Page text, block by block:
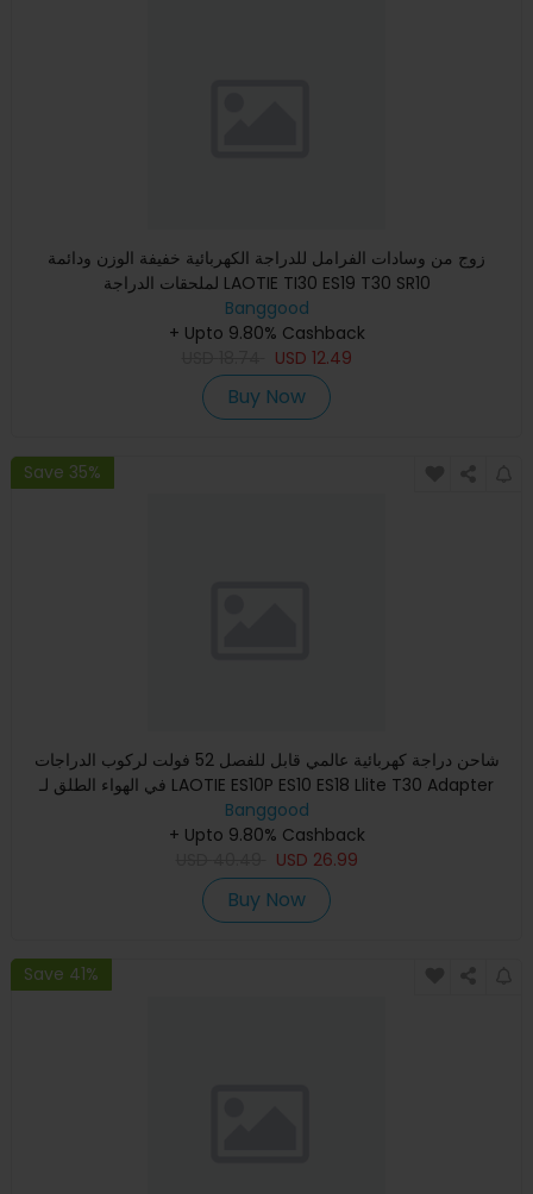
زوج من وسادات الفرامل للدراجة الكهربائية خفيفة الوزن ودائمة
لملحقات الدراجة LAOTIE TI30 ES19 T30 SR10
Banggood
+ Upto 9.80% Cashback
USD 12.49
Buy Now
Save 35%
شاحن دراجة كهربائية عالمي قابل للفصل 52 فولت لركوب الدراجات
في الهواء الطلق لـ LAOTIE ES10P ES10 ES18 Llite T30 Adapter
Banggood
+ Upto 9.80% Cashback
USD 26.99
Buy Now
Save 41%